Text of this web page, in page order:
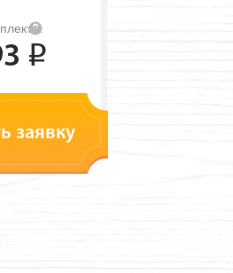
i
заявку